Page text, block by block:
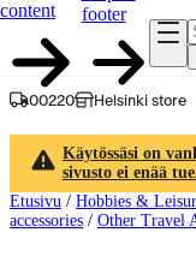
content
footer
00220 Helsinki store
Käytössäsi on
sivusto ei enää
Etusivu / Hobbies &
accessories / Other Travel